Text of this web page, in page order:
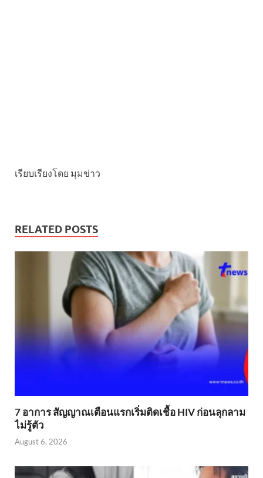
เรียบเรียงโดย มุมข่าว
RELATED POSTS
7 อาการ สัญญาณเตือนแรกเริ่มติดเชื้อ HIV ก่อนลุกลาม
ไม่รู้ตัว
August 6, 2026